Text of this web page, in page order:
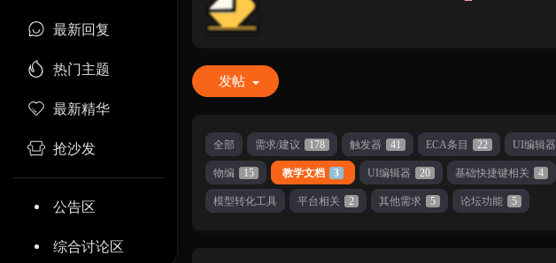
最新回复
热门主题
最新精华
抢沙发
公告区
综合讨论区
»
发帖
全部 需求/建议 178 触发器 41 ECA条目 22 UI编辑器
物编 15 教学文档 3 UI编辑器 20 基础快捷键相关 4
模型转化工具 平台相关 2 其他需求 5 论坛功能 5